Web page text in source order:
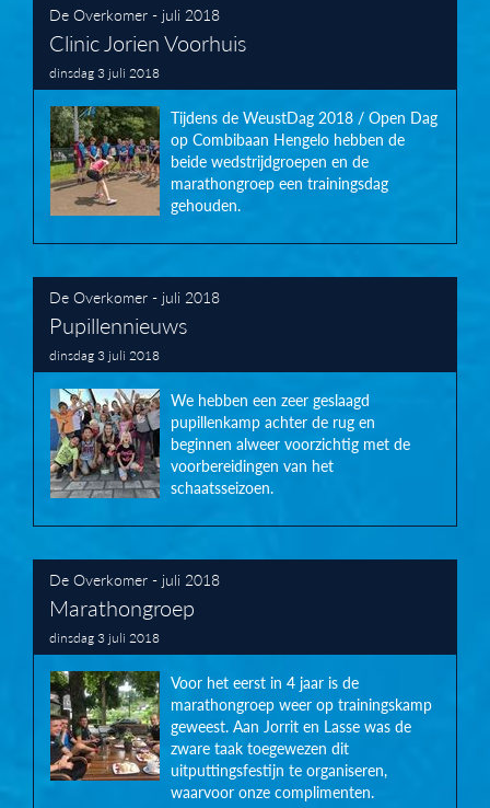
De Overkomer - juli 2018
Clinic Jorien Voorhuis
dinsdag 3 juli 2018
Tijdens de WeustDag 2018 / Open Dag
op Combibaan Hengelo hebben de
beide wedstrijdgroepen en de
marathongroep een trainingsdag
gehouden.
De Overkomer - juli 2018
Pupillennieuws
dinsdag 3 juli 2018
We hebben een zeer geslaagd
pupillenkamp achter de rug en
beginnen alweer voorzichtig met de
voorbereidingen van het
schaatsseizoen.
De Overkomer - juli 2018
Marathongroep
dinsdag 3 juli 2018
Voor het eerst in 4 jaar is de
marathongroep weer op trainingskamp
geweest. Aan Jorrit en Lasse was de
zware taak toegewezen dit
uitputtingsfestijn te organiseren,
waarvoor onze complimenten.